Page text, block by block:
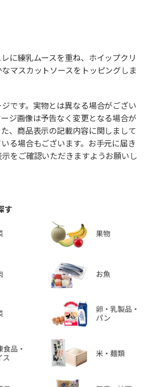
に練乳ムースを重ね、ホイップクリ
マスカットソースをトッピングしま
です。実物とは異なる場合がござい
ジ画像は予告なく変更となる場合が
、商品表示の記載内容に関しまして
る場合もございます。お手元に届き
示をご確認いただきますようお願いし
す